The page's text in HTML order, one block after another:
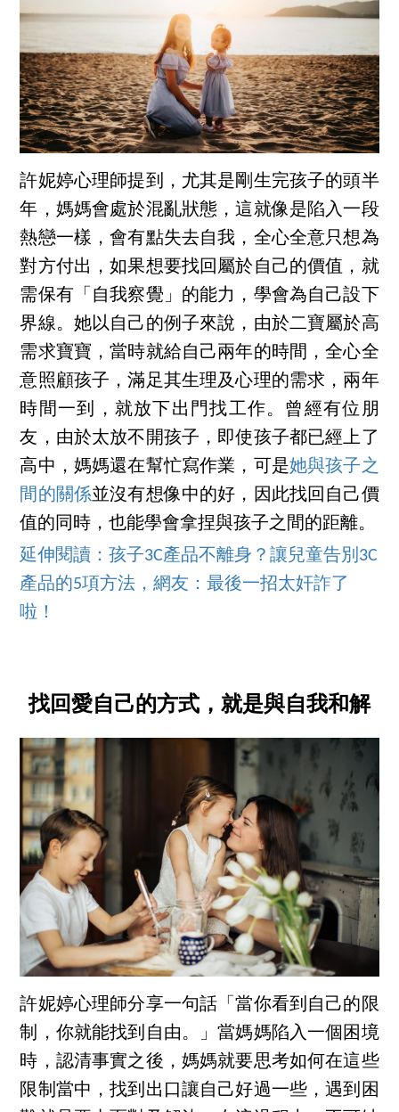
許妮婷心理師提到，尤其是剛生完孩子的頭半
年，媽媽會處於混亂狀態，這就像是陷入一段
熱戀一樣，會有點失去自我，全心全意只想為
對方付出，如果想要找回屬於自己的價值，就
需保有「自我察覺」的能力，學會為自己設下
界線。她以自己的例子來說，由於二寶屬於高
需求寶寶，當時就給自己兩年的時間，全心全
意照顧孩子，滿足其生理及心理的需求，兩年
時間一到，就放下出門找工作。曾經有位朋
友，由於太放不開孩子，即使孩子都已經上了
高中，媽媽還在幫忙寫作業，可是她與孩子之
間的關係並沒有想像中的好，因此找回自己價
值的同時，也能學會拿捏與孩子之間的距離。
延伸閱讀：孩子3C產品不離身？讓兒童告別3C
產品的5項方法，網友：最後一招太奸詐了
啦！
找回愛自己的方式，就是與自我和解
許妮婷心理師分享一句話「當你看到自己的限
制，你就能找到自由。」當媽媽陷入一個困境
時，認清事實之後，媽媽就要思考如何在這些
限制當中，找到出口讓自己好過一些，遇到困